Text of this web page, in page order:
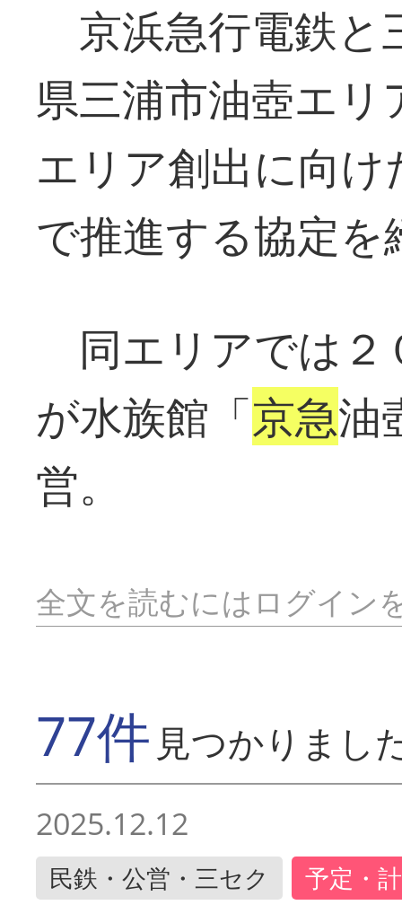
京浜急行電鉄と
県三浦市油壺エ
エリア創出に向
で推進する協定を
同エリアでは２
が水族館「京急油
営。
全文を読むにはログイン
77件 見つかりまし
2025.12.12
民鉄・公営・三セク 予定・